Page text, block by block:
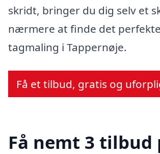
skridt, bringer du dig selv et
nærmere at finde det
tagmaling i Tappernøje.
Få et tilbud, gratis og
Få nemt 3 tilbud